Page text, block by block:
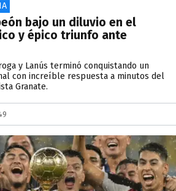
bajo un diluvio en el
y épico triunfo ante
y Lanús terminó conquistando un
con increíble respuesta a minutos del
Granate.